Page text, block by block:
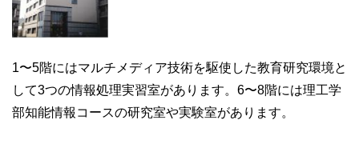
1〜5階にはマルチメディア技術を駆使した教育研究環境と
して3つの情報処理実習室があります。6〜8階には理工学
部知能情報コースの研究室や実験室があります。